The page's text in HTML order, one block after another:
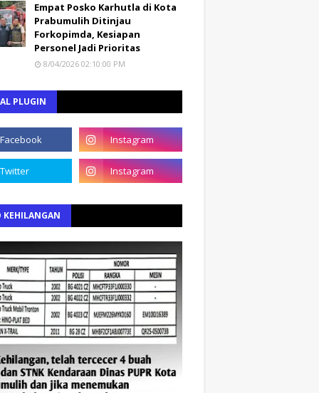
Empat Posko Karhutla di Kota
Prabumulih Ditinjau
Forkopimda, Kesiapan
Personel Jadi Prioritas
8/04/2026 02:10:00 PM
PLUGIN
KEHILANGAN